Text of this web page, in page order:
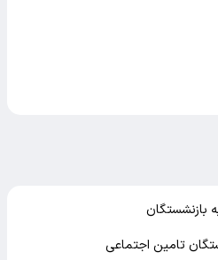
بازنشستگان
تامین اجتماعی